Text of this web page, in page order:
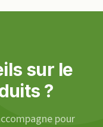
sur le
?
pour